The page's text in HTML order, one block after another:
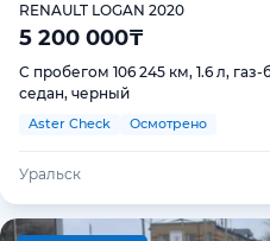
RENAULT LOGAN 2020
5 200 000₸
С пробегом 106 245 км, 1.6 л,
седан, черный
Aster Check Осмотрено
Уральск